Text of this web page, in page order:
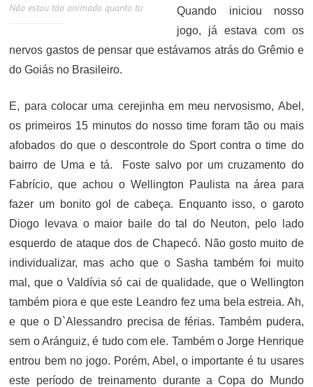
Não estou tão animado quanto tu
Quando iniciou nosso
jogo, já estava com os
nervos gastos de pensar que estávamos atrás do Grêmio e
do Goiás no Brasileiro.
E, para colocar uma cerejinha em meu nervosismo, Abel,
os primeiros 15 minutos do nosso time foram tão ou mais
afobados do que o descontrole do Sport contra o time do
bairro de Uma e tá. Foste salvo por um cruzamento do
Fabrício, que achou o Wellington Paulista na área para
fazer um bonito gol de cabeça. Enquanto isso, o garoto
Diogo levava o maior baile do tal do Neuton, pelo lado
esquerdo de ataque dos de Chapecó. Não gosto muito de
individualizar, mas acho que o Sasha também foi muito
mal, que o Valdívia só cai de qualidade, que o Wellington
também piora e que este Leandro fez uma bela estreia. Ah,
e que o D`Alessandro precisa de férias. Também pudera,
sem o Aránguiz, é tudo com ele. Também o Jorge Henrique
entrou bem no jogo. Porém, Abel, o importante é tu usares
este período de treinamento durante a Copa do Mundo